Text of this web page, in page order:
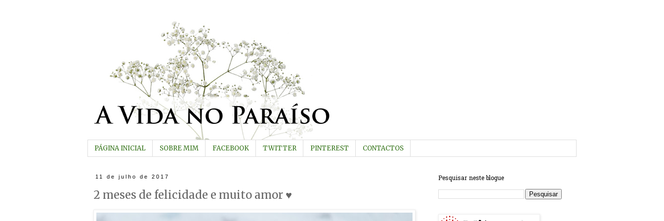
PÁGINA INICIAL SOBRE MIM FACEBOOK TWITTER PINTEREST CONTACTOS
11 de julho de 2017
2 meses de felicidade e muito amor ♥
Pesquisar neste blogue